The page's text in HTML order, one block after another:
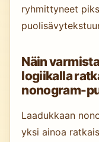
ryhmittyneet
Näin
logiikalla
nonogram-
Laadukkaan
yksi ainoa